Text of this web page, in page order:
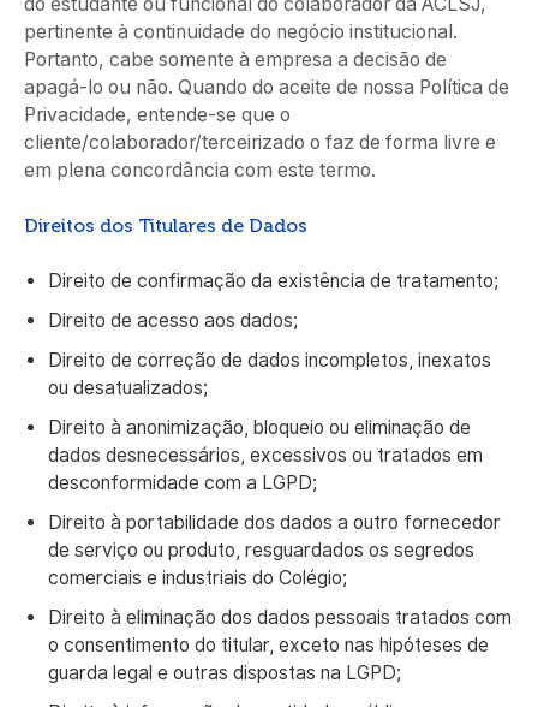
pertinente à continuidade do negócio institucional.
Portanto, cabe somente à empresa a decisão de
apagá-lo ou não. Quando do aceite de nossa Política de
Privacidade, entende-se que o
cliente/colaborador/terceirizado o faz de forma livre e
em plena concordância com este termo.
Direitos dos Titulares de Dados
Direito de confirmação da existência de tratamento;
Direito de acesso aos dados;
Direito de correção de dados incompletos, inexatos
ou desatualizados;
Direito à anonimização, bloqueio ou eliminação de
dados desnecessários, excessivos ou tratados em
desconformidade com a LGPD;
Direito à portabilidade dos dados a outro fornecedor
de serviço ou produto, resguardados os segredos
comerciais e industriais do Colégio;
Direito à eliminação dos dados pessoais tratados com
o consentimento do titular, exceto nas hipóteses de
guarda legal e outras dispostas na LGPD;